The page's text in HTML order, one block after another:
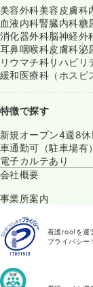
美容外科美容皮膚科
血液内科腎臓内科糖
消化器外科脳神経外
耳鼻咽喉科皮膚科泌
リウマチ科リハビリ
緩和医療科（ホスピ
特徴で探す
新規オープン4週8休
車通勤可（駐車場有）
電子カルテあり
会社概要
事業所案内
看護roo!を運
プライバシー